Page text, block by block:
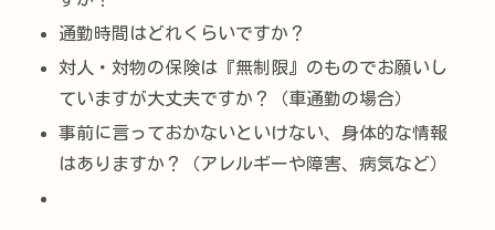
通勤時間はどれくらいですか？
対人・対物の保険は『無制限』のものでお願いし
ていますが大丈夫ですか？（車通勤の場合）
事前に言っておかないといけない、身体的な情報
はありますか？（アレルギーや障害、病気など）